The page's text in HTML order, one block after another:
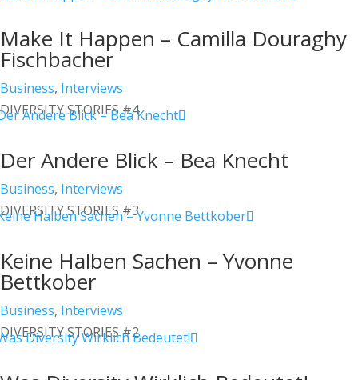
Make It Happen – Camilla Douraghy
Fischbacher
Business, Interviews
DIVERSITY STORIES #4
Der Andere Blick – Bea Knecht
Business, Interviews
DIVERSITY STORIES #3
Keine Halben Sachen – Yvonne
Bettkober
Business, Interviews
DIVERSITY STORIES #2